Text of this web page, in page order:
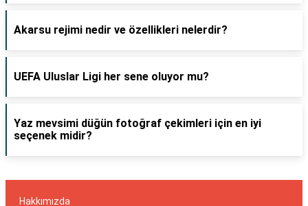
Akarsu rejimi nedir ve özellikleri nelerdir?
UEFA Uluslar Ligi her sene oluyor mu?
Yaz mevsimi düğün fotoğraf çekimleri için en iyi
seçenek midir?
Hakkımızda